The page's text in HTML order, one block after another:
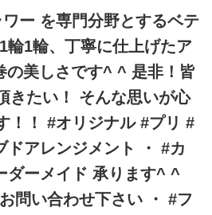
ー を専門分野とするベテ
輪1輪、丁寧に仕上げたア
の美しさです^ ^ 是非！皆
きたい！ そんな思いが心
！！ #オリジナル #プリ #
ドアレンジメント ・ #カ
ダーメイド 承ります^ ^
問い合わせ下さい ・ #フ